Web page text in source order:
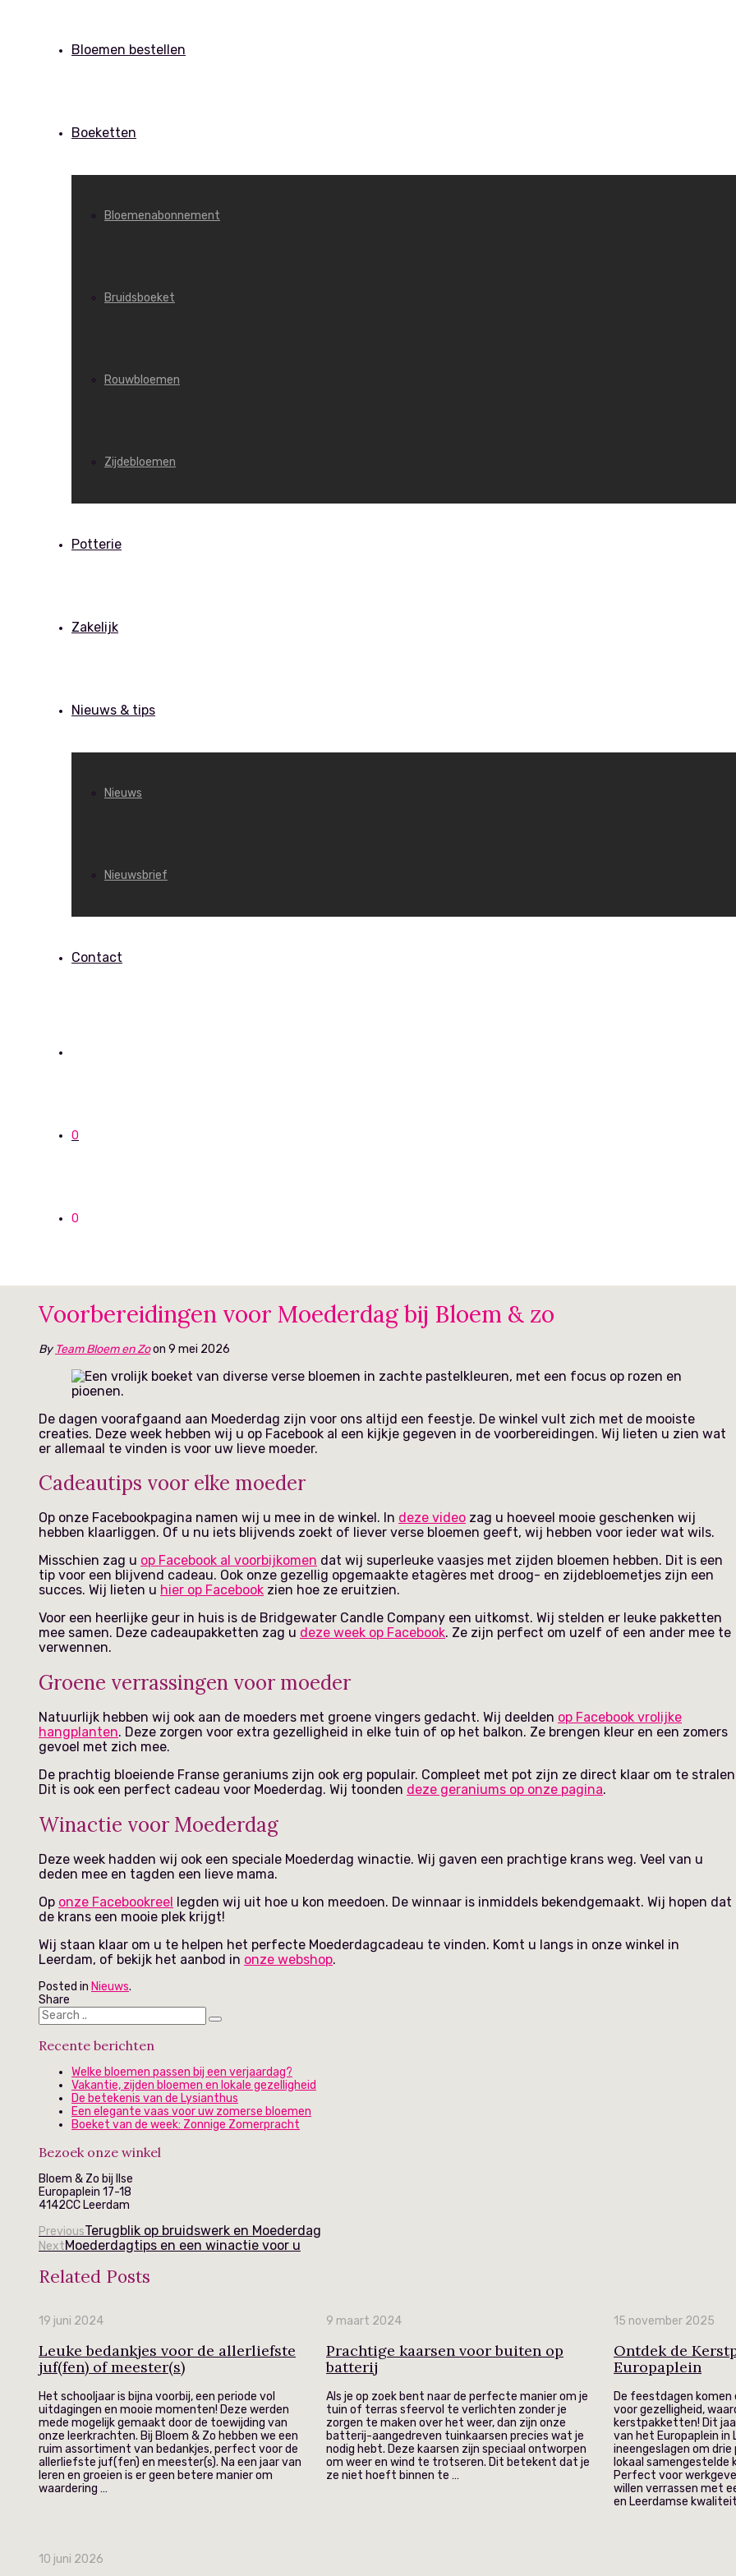
Bloemen bestellen
Boeketten
Bloemenabonnement
Bruidsboeket
Rouwbloemen
Zijdebloemen
Potterie
Zakelijk
Nieuws & tips
Nieuws
Nieuwsbrief
Contact
0
0
Voorbereidingen voor Moederdag bij Bloem & zo
By Team Bloem en Zoon 9 mei 2026
De dagen voorafgaand aan Moederdag zijn voor ons altijd een feestje. De winkel vult zich met de mooiste
creaties. Deze week hebben wij u op Facebook al een kijkje gegeven in de voorbereidingen. Wij lieten u zien wat
er allemaal te vinden is voor uw lieve moeder.
Cadeautips voor elke moeder
Op onze Facebookpagina namen wij u mee in de winkel. In deze video zag u hoeveel mooie geschenken wij
hebben klaarliggen. Of u nu iets blijvends zoekt of liever verse bloemen geeft, wij hebben voor ieder wat wils.
Misschien zag u op Facebook al voorbijkomen dat wij superleuke vaasjes met zijden bloemen hebben. Dit is een
tip voor een blijvend cadeau. Ook onze gezellig opgemaakte etagères met droog- en zijdebloemetjes zijn een
succes. Wij lieten u hier op Facebook zien hoe ze eruitzien.
Voor een heerlijke geur in huis is de Bridgewater Candle Company een uitkomst. Wij stelden er leuke pakketten
mee samen. Deze cadeaupakketten zag u deze week op Facebook. Ze zijn perfect om uzelf of een ander mee te
verwennen.
Groene verrassingen voor moeder
Natuurlijk hebben wij ook aan de moeders met groene vingers gedacht. Wij deelden op Facebook vrolijke
hangplanten. Deze zorgen voor extra gezelligheid in elke tuin of op het balkon. Ze brengen kleur en een zomers
gevoel met zich mee.
De prachtig bloeiende Franse geraniums zijn ook erg populair. Compleet met pot zijn ze direct klaar om te
Dit is ook een perfect cadeau voor Moederdag. Wij toonden deze geraniums op onze pagina.
Winactie voor Moederdag
Deze week hadden wij ook een speciale Moederdag winactie. Wij gaven een prachtige krans weg. Veel van u
deden mee en tagden een lieve mama.
Op onze Facebookreel legden wij uit hoe u kon meedoen. De winnaar is inmiddels bekendgemaakt. Wij hopen dat
de krans een mooie plek krijgt!
Wij staan klaar om u te helpen het perfecte Moederdagcadeau te vinden. Komt u langs in onze winkel in
Leerdam, of bekijk het aanbod in onze webshop.
Posted in Nieuws.
Share
Recente berichten
Welke bloemen passen bij een verjaardag?
Vakantie, zijden bloemen en lokale gezelligheid
De betekenis van de Lysianthus
Een elegante vaas voor uw zomerse bloemen
Boeket van de week: Zonnige Zomerpracht
Bezoek onze winkel
Bloem & Zo bij Ilse
Europaplein 17-18
4142CC Leerdam
PreviousTerugblik op bruidswerk en Moederdag
NextMoederdagtips en een winactie voor u
Related Posts
19 juni 2024
Leuke bedankjes voor de allerliefste
juf(fen) of meester(s)
Het schooljaar is bijna voorbij, een periode vol
uitdagingen en mooie momenten! Deze werden
mede mogelijk gemaakt door de toewijding van
onze leerkrachten. Bij Bloem & Zo hebben we een
ruim assortiment van bedankjes, perfect voor de
allerliefste juf(fen) en meester(s). Na een jaar van
leren en groeien is er geen betere manier om
waardering …
9 maart 2024
Prachtige kaarsen voor buiten op
batterij
Als je op zoek bent naar de perfecte manier om je
tuin of terras sfeervol te verlichten zonder je
zorgen te maken over het weer, dan zijn onze
batterij-aangedreven tuinkaarsen precies wat je
nodig hebt. Deze kaarsen zijn speciaal ontworpen
om weer en wind te trotseren. Dit betekent dat je
ze niet hoeft binnen te …
15 november 2025
Ontdek de
Europaplein
De feestdagen
voor gezelligheid,
kerstpakketten! Dit
van het Europaplein in
ineengeslagen om
lokaal
Perfect voor
willen verrassen met
en Leerdamse
10 juni 2026